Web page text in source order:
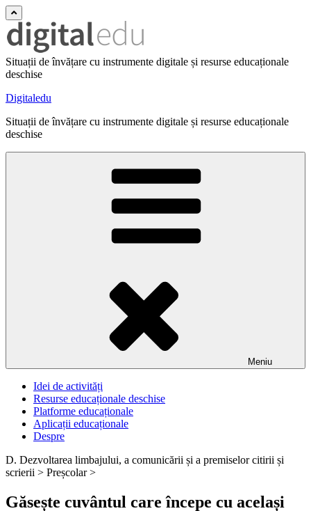
Situații de învățare cu instrumente digitale și resurse educaționale
deschise
Digitaledu
Situații de învățare cu instrumente digitale și resurse educaționale
deschise
Meniu
Idei de activități
Resurse educaționale deschise
Platforme educaționale
Aplicații educaționale
Despre
D. Dezvoltarea limbajului, a comunicării și a premiselor citirii și
scrierii > Preșcolar >
Găsește cuvântul care începe cu același